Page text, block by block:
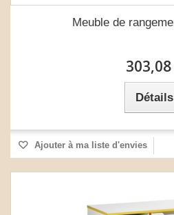
Meuble de
Détails
Ajouter à ma liste d'envies